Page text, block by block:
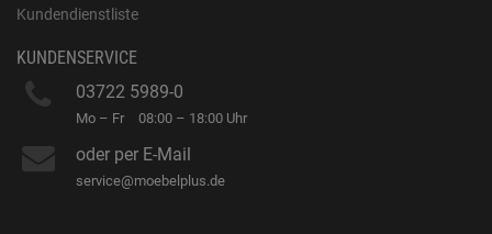
Kundendienstliste
KUNDENSERVICE
03722 5989-0
Mo – Fr 08:00 – 18:00 Uhr
oder per E-Mail
service@moebelplus.de